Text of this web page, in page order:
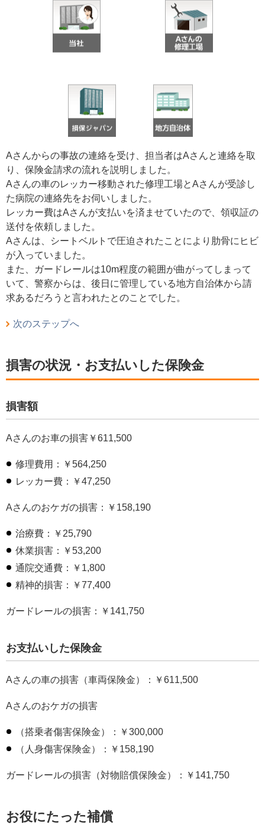
Aさんからの事故の連絡を受け、担当者はAさんと連絡を取
り、保険金請求の流れを説明しました。
Aさんの車のレッカー移動された修理工場とAさんが受診し
た病院の連絡先をお伺いしました。
レッカー費はAさんが支払いを済ませていたので、領収証の
送付を依頼しました。
Aさんは、シートベルトで圧迫されたことにより肋骨にヒビ
が入っていました。
また、ガードレールは10m程度の範囲が曲がってしまって
いて、警察からは、後日に管理している地方自治体から請
求あるだろうと言われたとのことでした。
次のステップへ
損害の状況・お支払いした保険金
損害額
Aさんのお車の損害￥611,500
修理費用：￥564,250
レッカー費：￥47,250
Aさんのおケガの損害：￥158,190
治療費：￥25,790
休業損害：￥53,200
通院交通費：￥1,800
精神的損害：￥77,400
ガードレールの損害：￥141,750
お支払いした保険金
Aさんの車の損害（車両保険金）：￥611,500
Aさんのおケガの損害
（搭乗者傷害保険金）：￥300,000
（人身傷害保険金）：￥158,190
ガードレールの損害（対物賠償保険金）：￥141,750
お役にたった補償